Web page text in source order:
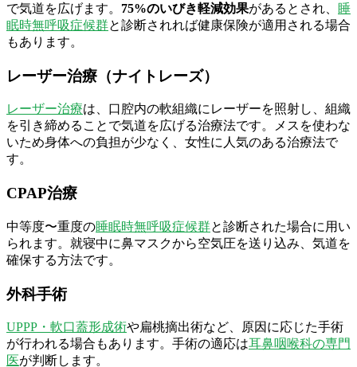
で気道を広げます。 75%のいびき軽減効果があるとされ、
睡
眠時無呼吸症候群と診断されれば健康保険が適用される場合
もあります。
レーザー治療（ナイトレーズ）
レーザー治療は、口腔内の軟組織にレーザーを照射し、組織
を引き締めることで気道を広げる治療法です。メスを使わな
いため身体への負担が少なく、女性に人気のある治療法で
す。
CPAP治療
中等度〜重度の睡眠時無呼吸症候群と診断された場合に用い
られます。就寝中に鼻マスクから空気圧を送り込み、気道を
確保する方法です。
外科手術
UPPP・軟口蓋形成術や扁桃摘出術など、原因に応じた手術
が行われる場合もあります。手術の適応は耳鼻咽喉科の専門
医が判断します。